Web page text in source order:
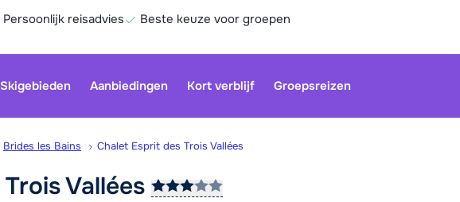
Persoonlijk reisadvies Beste keuze voor groepen
Skigebieden Aanbiedingen Kort verblijf Groepsreizen
Brides les Bains Chalet Esprit des Trois Vallées
Vallées